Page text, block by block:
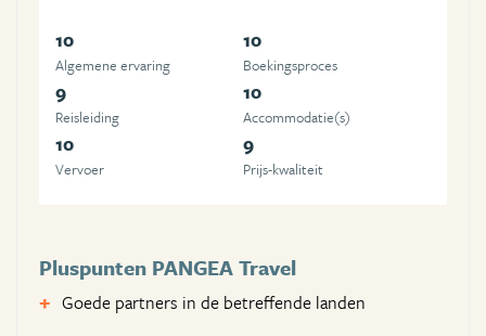
10
Algemene ervaring
10
Boekingsproces
9
Reisleiding
10
Accommodatie(s)
10
Vervoer
9
Prijs-kwaliteit
Pluspunten PANGEA Travel
Goede partners in de betreffende landen